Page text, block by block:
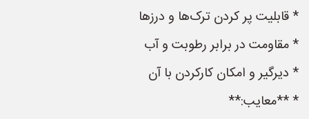
* قابلیت پر کردن ترک‌ها و درزها
* مقاومت در برابر رطوبت و آب
* دیرگیر و امکان کارکردن با آن
* **معایب:**